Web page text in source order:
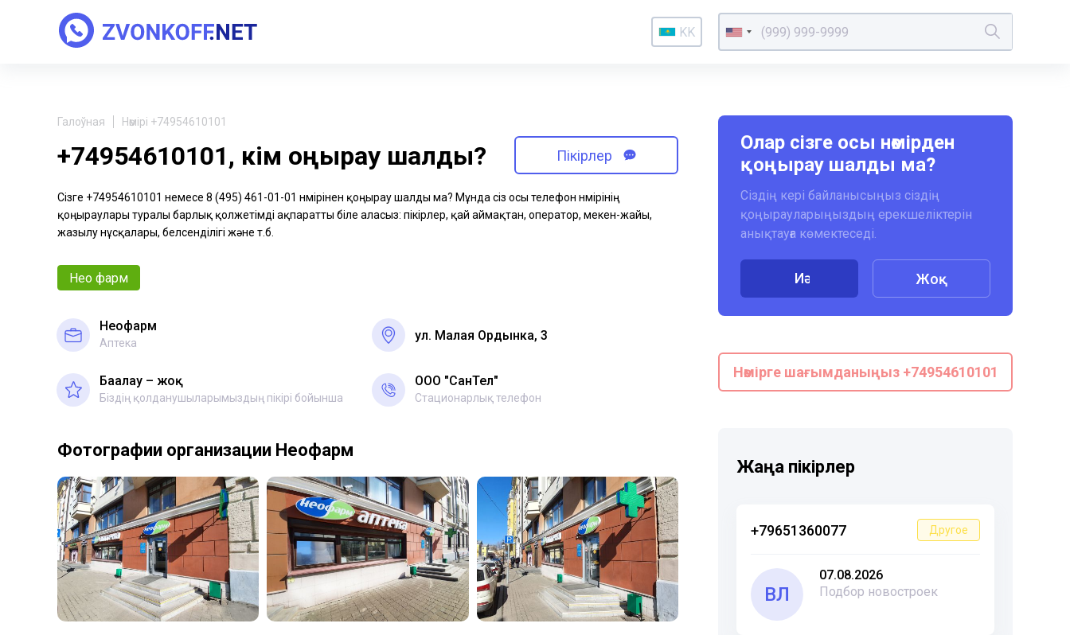
KK
Галоўная Нөмірі +74954610101
+74954610101, кім қоңырау шалды? Пікірлер
Сізге +74954610101 немесе 8 (495) 461-01-01 нөмірінен қоңырау шалды ма? Мұнда сіз осы телефон нөмірінің
қоңыраулары туралы барлық қолжетімді ақпаратты біле аласыз: пікірлер, қай аймақтан, оператор, мекен-жайы,
жазылу нұсқалары, белсенділігі және т.б.
Нео фарм
Неофарм
Аптека ул. Малая Ордынка, 3
Бағалау – жоқ
Біздің қолданушыларымыздың пікірі бойынша
ООО "СанТел"
Стационарлық телефон
Фотографии организации Неофарм
Олар сізге осы нөмірден
қоңырау шалды ма?
Сіздің кері байланысыңыз сіздің
қоңырауларыңыздың ерекшеліктерін
анықтауға көмектеседі.
Иә Жоқ
Нөмірге шағымданыңыз +74954610101
Жаңа пікірлер
+79651360077 Другое
ВЛ
07.08.2026
Подбор новостроек